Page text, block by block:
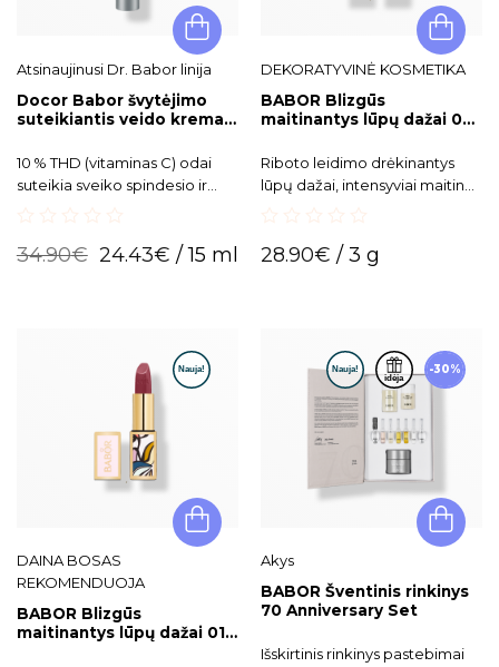
Atsinaujinusi Dr. Babor linija
Docor Babor švytėjimo
suteikiantis veido kremas
Cream Vitamin C MINI,
15ml
10 % THD (vitaminas C) odai
suteikia sveiko spindesio ir
out
34.90€ 24.43€ / 15 ml
DEKORATYVINĖ KOSMETIKA
BABOR Blizgūs
maitinantys lūpų dažai 03
Riboto leidimo drėkinantys
lūpų dažai, intensyviai maitina
out
28.90€ / 3 g
DAINA BOSAS
REKOMENDUOJA
BABOR Blizgūs
maitinantys lūpų dažai 01
-30%
Akys
BABOR Šventinis rinkinys
70 Anniversary Set
Išskirtinis rinkinys pastebimai